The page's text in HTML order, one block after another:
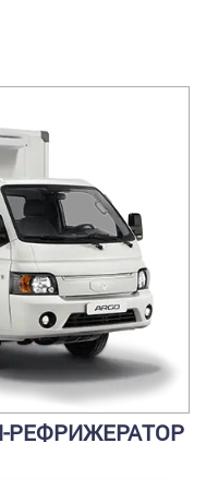
РЕФРИЖЕРАТОР